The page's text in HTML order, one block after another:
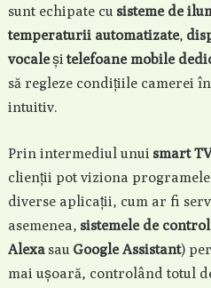
sunt echipate cu sisteme de
temperaturii automatizate,
vocaleși telefoane mobile
să regleze condițiile camerei
intuitiv.
Prin intermediul unui smart TV
clienții pot viziona
diverse aplicații, cum ar fi
asemenea, sistemele de
Alexasau Google Assistant)
mai ușoară, controlând totul